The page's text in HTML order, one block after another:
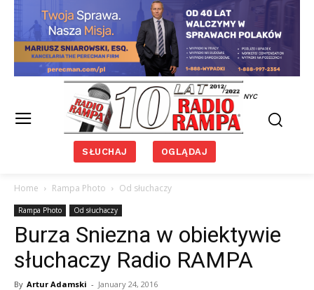
NYC
SŁUCHAJ OGLĄDAJ
Home Rampa Photo Od słuchaczy
Rampa Photo Od słuchaczy
Burza Sniezna w obiektywie
słuchaczy Radio RAMPA
By Artur Adamski - January 24, 2016